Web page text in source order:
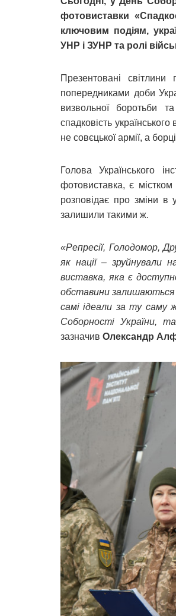
фотовиставки
ключовим подіям,
УНР і ЗУНР та ролі
Презентовані світлини
попередниками доби
визвольної боротьби
спадковість
не совєцької армії, а
Голова Українського
фотовиставка, є містком
розповідає про зміни в
залишили такими ж.
«Репресії, Голодомор,
як нації – зруйнували
виставка, яка є
обставини залишаються
самі ідеали за ту саму
Соборності України,
зазначив Олександр